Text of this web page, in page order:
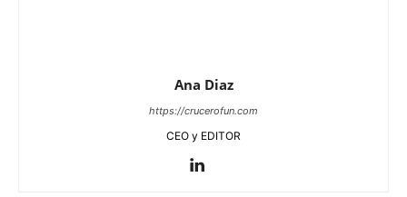
Ana Diaz
https://crucerofun.com
CEO y EDITOR